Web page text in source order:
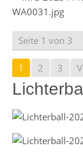
Seite 1 von 3
1 2 3